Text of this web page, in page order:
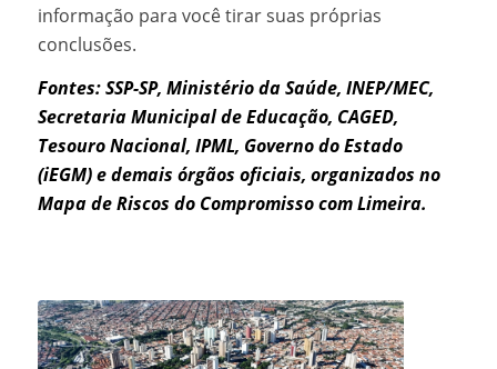
informação para você tirar suas próprias
conclusões.
Fontes: SSP-SP, Ministério da Saúde, INEP/MEC,
Secretaria Municipal de Educação, CAGED,
Tesouro Nacional, IPML, Governo do Estado
(iEGM) e demais órgãos oficiais, organizados no
Mapa de Riscos do Compromisso com Limeira.